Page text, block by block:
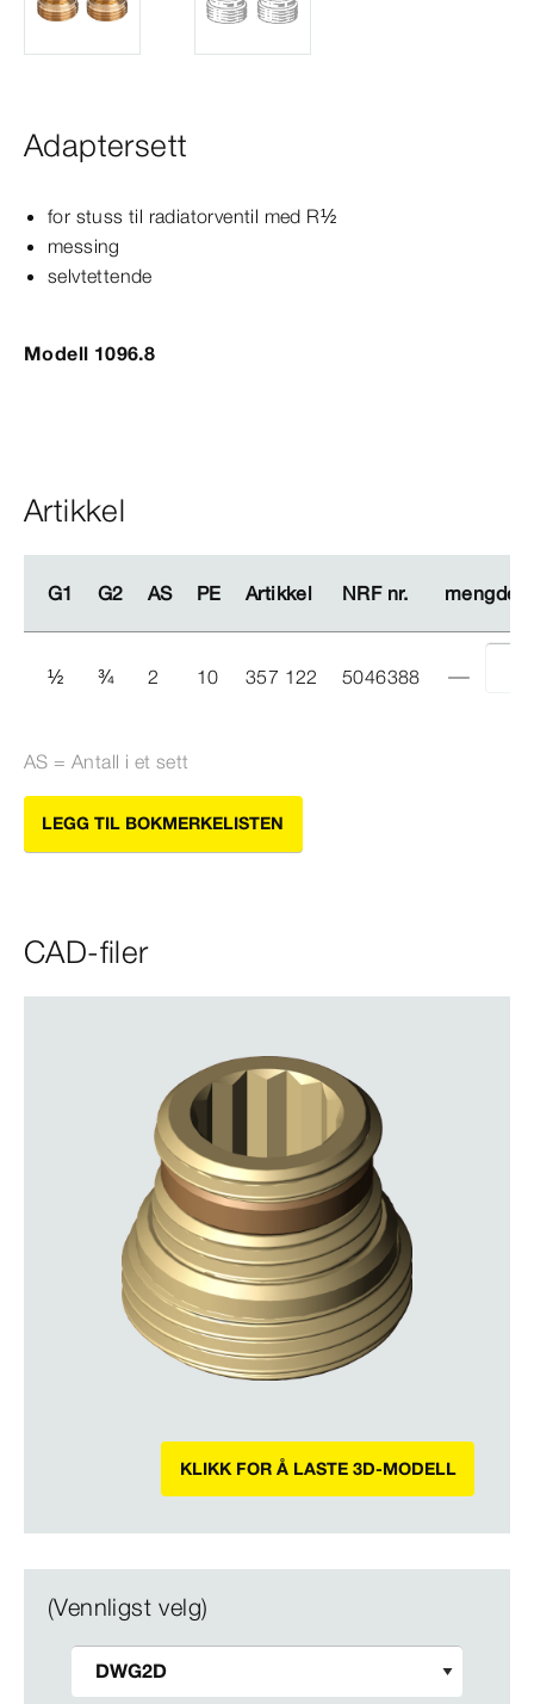
Adaptersett
for stuss til radiatorventil med R½
messing
selvtettende
Modell 1096.8
Artikkel
G1 G2 AS PE Artikkel NRF nr. mengde
G1 G2 AS PE Artikkel NRF nr. mengde
½ ¾ 2 10 357 122 5046388
AS = Antall i et sett
LEGG TIL BOKMERKELISTEN
CAD-filer
KLIKK FOR Å LASTE 3D-MODELL
(Vennligst velg)